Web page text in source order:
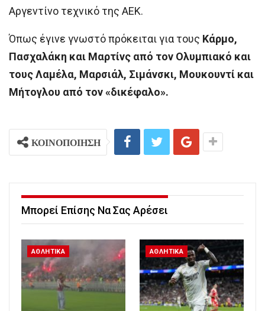
Αργεντίνο τεχνικό της ΑΕΚ.
Όπως έγινε γνωστό πρόκειται για τους Κάρμο,
Πασχαλάκη και Μαρτίνς από τον Ολυμπιακό και
τους Λαμέλα, Μαρσιάλ, Σιμάνσκι, Μουκουντί και
Μήτογλου από τον «δικέφαλο».
ΚΟΙΝΟΠΟΙΗΣΗ
Μπορεί Επίσης Να Σας Αρέσει
ΑΘΛΗΤΙΚΑ ΑΘΛΗΤΙΚΑ